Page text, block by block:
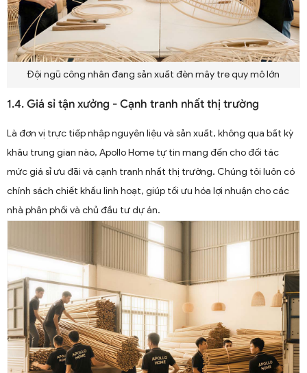
Đội ngũ công nhân đang sản xuất đèn mây tre quy mô lớn
1.4. Giá sỉ tận xưởng - Cạnh tranh nhất thị trường
Là đơn vị trực tiếp nhập nguyên liệu và sản xuất, không qua bất kỳ
khâu trung gian nào, Apollo Home tự tin mang đến cho đối tác
mức giá sỉ ưu đãi và cạnh tranh nhất thị trường. Chúng tôi luôn có
chính sách chiết khấu linh hoạt, giúp tối ưu hóa lợi nhuận cho các
nhà phân phối và chủ đầu tư dự án.